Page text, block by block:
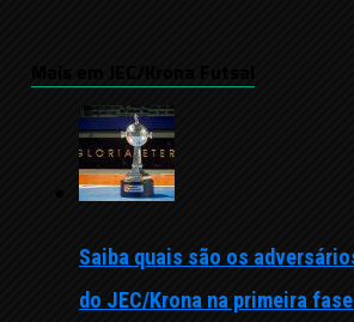
Saiba quais são os
do JEC/Krona na primeira